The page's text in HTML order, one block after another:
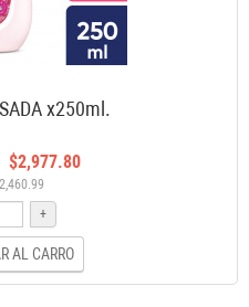
x250ml.
$2,977.80
+
AL CARRO